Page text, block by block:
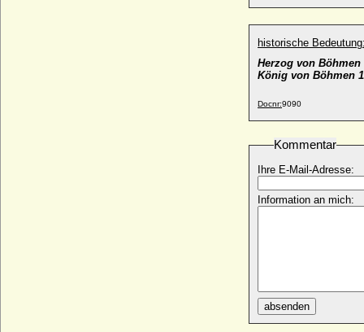
historische
Herzog von Böhmen
König von Böhmen
Docnr:9090
Kommentar
Ihre E-Mail-Adresse:
Information an mich:
absenden